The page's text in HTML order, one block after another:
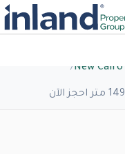
/